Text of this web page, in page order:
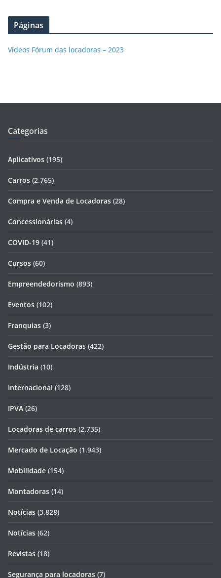
Páginas
Vídeos Fórum das locadoras – 2023
Categorias
Aplicativos (195)
Carros (2.765)
Compra e Venda de Locadoras (28)
Concessionárias (4)
COVID-19 (41)
Cursos (60)
Empreendedorismo (893)
Eventos (102)
Franquias (3)
Gestão para Locadoras (422)
Indústria (10)
Internacional (128)
IPVA (26)
Locadoras de carros (2.735)
Mercado de Locação (1.943)
Mobilidade (154)
Montadoras (14)
Notícias (3.828)
Notícias (62)
Revistas (18)
Segurança para locadoras (7)